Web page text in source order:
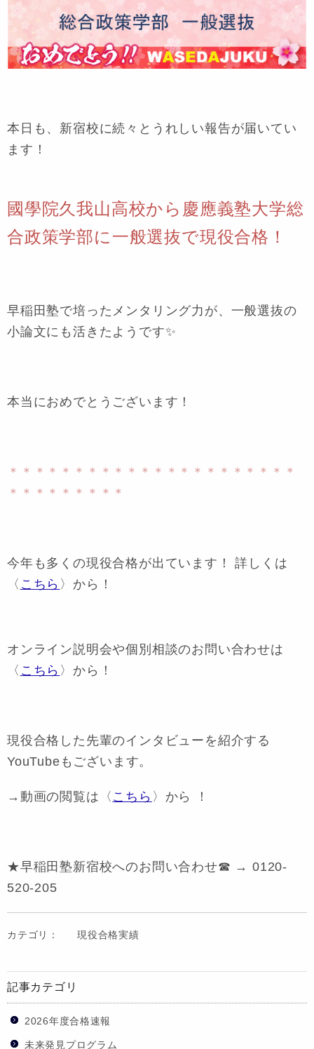
本日も、新宿校に続々とうれしい報告が届いてい
ます！
國學院久我山高校から慶應義塾大学総
合政策学部に一般選抜で現役合格！
早稲田塾で培ったメンタリング力が、一般選抜の
小論文にも活きたようです✨
本当におめでとうございます！
＊＊＊＊＊＊＊＊＊＊＊＊＊＊＊＊＊＊＊＊＊＊
＊＊＊＊＊＊＊＊＊
今年も多くの現役合格が出ています！ 詳しくは
〈 こちら 〉から！
オンライン説明会や個別相談のお問い合わせは
〈 こちら 〉から！
現役合格した先輩のインタビューを紹介する
YouTubeもございます。
→動画の閲覧は〈 こちら 〉から ！
★早稲田塾新宿校へのお問い合わせ☎ → 0120-
520-205
カテゴリ： 現役合格実績
記事カテゴリ
2026年度合格速報
未来発見プログラム